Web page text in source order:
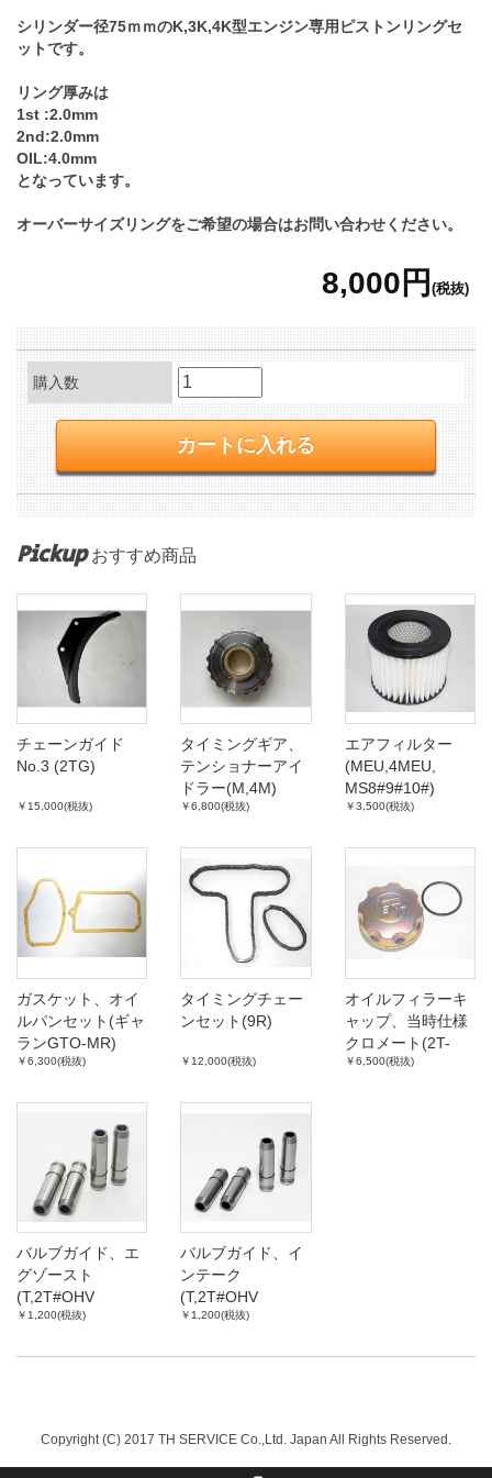
シリンダー径75ｍｍのK,3K,4K型エンジン専用ピストンリングセ
ットです。
リング厚みは
1st :2.0mm
2nd:2.0mm
OIL:4.0mm
となっています。
オーバーサイズリングをご希望の場合はお問い合わせください。
8,000円 (税抜)
購入数
Pickup おすすめ商品
チェーンガイド
No.3 (2TG)
￥15,000(税抜)
タイミングギア、
テンショナーアイ
ドラー(M,4M)
￥6,800(税抜)
エアフィルター
(MEU,4MEU,
MS8#9#10#)
￥3,500(税抜)
ガスケット、オイ
ルパンセット(ギャ
ランGTO-MR)
￥6,300(税抜)
タイミングチェー
ンセット(9R)
￥12,000(税抜)
オイルフィラーキ
ャップ、当時仕様
クロメート(2T-
G,R型,M型)
￥6,500(税抜)
バルブガイド、エ
グゾースト
(T,2T#OHV
'72.08-)
￥1,200(税抜)
バルブガイド、イ
ンテーク
(T,2T#OHV
'72.08-)
￥1,200(税抜)
Copyright (C) 2017 TH SERVICE Co.,Ltd. Japan All Rights Reserved.